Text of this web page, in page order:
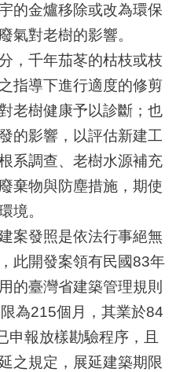
的金爐移除或改為環保
氣對老樹的影響。
，千年茄苳的枯枝或枝
指導下進行適度的修剪
老樹健康予以診斷；也
的影響，以評估新建工
系調查、老樹水源補充
棄物與防塵措施，期使
境。
案發照是依法行事絕無
此開發案領有民國83年
的臺灣省建築管理規則
為215個月，其業於84
申報放樣勘驗程序，且
之規定，展延建築期限